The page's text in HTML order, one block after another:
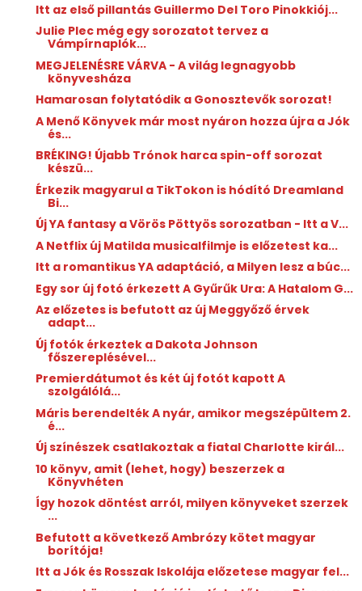
Itt az első pillantás Guillermo Del Toro Pinokkiój...
Julie Plec még egy sorozatot tervez a
Vámpírnaplók...
MEGJELENÉSRE VÁRVA - A világ legnagyobb
könyvesháza
Hamarosan folytatódik a Gonosztevők sorozat!
A Menő Könyvek már most nyáron hozza újra a Jók
és...
BRÉKING! Újabb Trónok harca spin-off sorozat
készü...
Érkezik magyarul a TikTokon is hódító Dreamland
Bi...
Új YA fantasy a Vörös Pöttyös sorozatban - Itt a V...
A Netflix új Matilda musicalfilmje is előzetest ka...
Itt a romantikus YA adaptáció, a Milyen lesz a búc...
Egy sor új fotó érkezett A Gyűrűk Ura: A Hatalom G...
Az előzetes is befutott az új Meggyőző érvek
adapt...
Új fotók érkeztek a Dakota Johnson
főszereplésével...
Premierdátumot és két új fotót kapott A
szolgálólá...
Máris berendelték A nyár, amikor megszépültem 2.
é...
Új színészek csatlakoztak a fiatal Charlotte királ...
10 könyv, amit (lehet, hogy) beszerzek a
Könyvhéten
Így hozok döntést arról, milyen könyveket szerzek
...
Befutott a következő Ambrózy kötet magyar
borítója!
Itt a Jók és Rosszak Iskolája előzetese magyar fel...